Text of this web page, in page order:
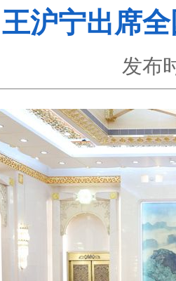
王沪宁出席
发布